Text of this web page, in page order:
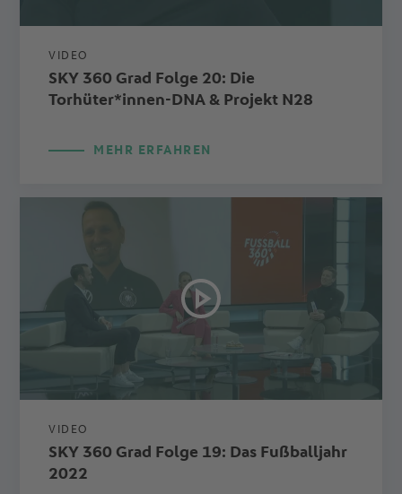
VIDEO
SKY 360 Grad Folge 20: Die
Torhüter*innen-DNA & Projekt N28
MEHR ERFAHREN
VIDEO
SKY 360 Grad Folge 19: Das Fußballjahr
2022